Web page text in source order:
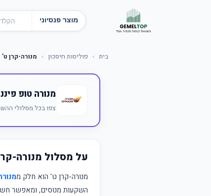
מוצר פנסיוני
בית › פוליסות חיסכון › מנורה-קרן ט'
מנורה טופ
צפו בכל מסלולי
על מסלול מנורה-
מנורה-קרן ט' הוא חלק מ
השקעות מנוסים, ומאפשר